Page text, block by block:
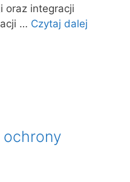
oraz integracji
… Czytaj dalej